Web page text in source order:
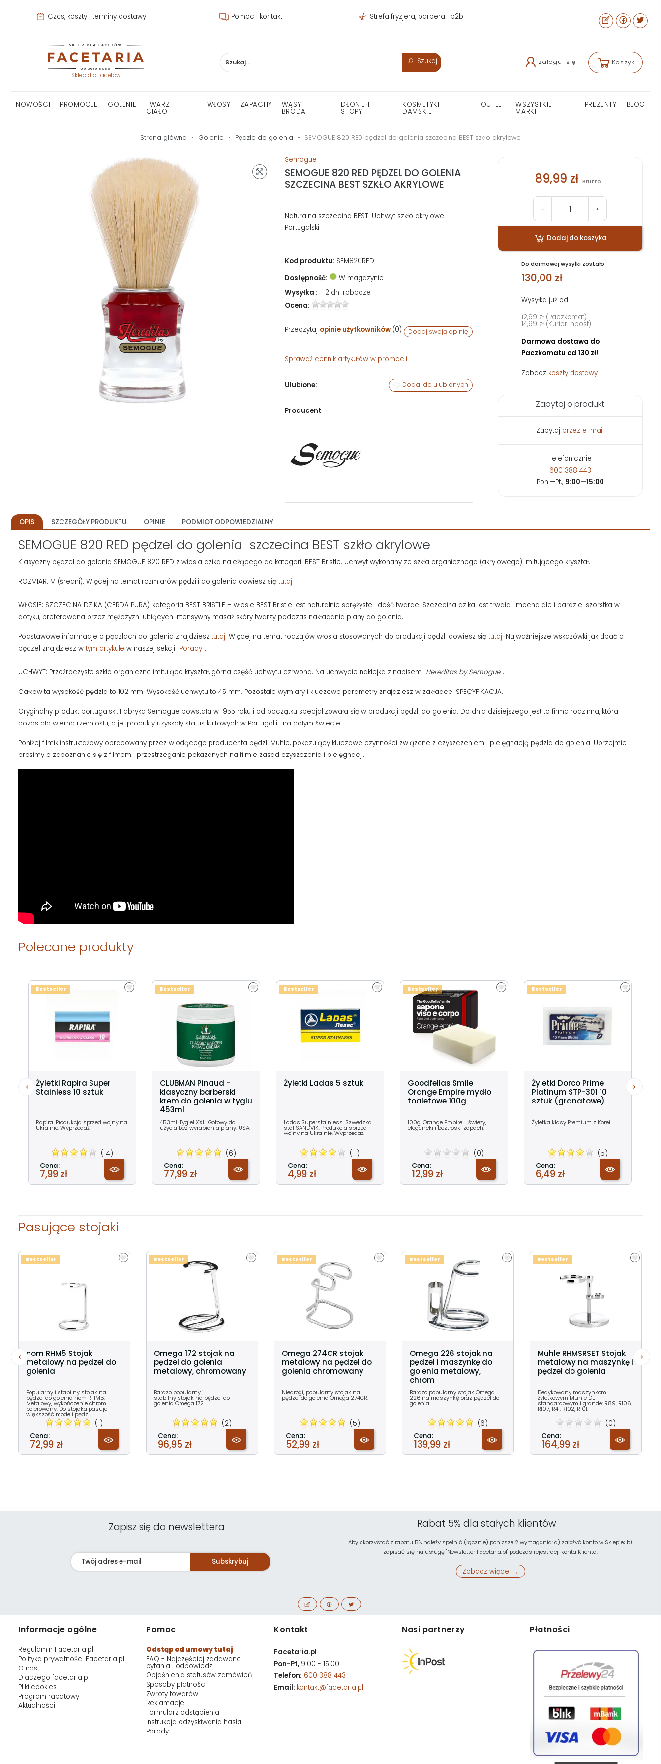
Czas, koszty i terminy dostawy Pomoc i kontakt Strefa fryzjera, barbera i b2b
Sklep dla facetów
Szukaj Zaloguj się Koszyk
NOWOŚCI PROMOCJE GOLENIE TWARZ I
CIAŁO
WŁOSY ZAPACHY WĄSY I
BRODA
DŁONIE I
STOPY
KOSMETYKI
DAMSKIE
OUTLET WSZYSTKIE
MARKI
PREZENTY BLOG
Strona główna Golenie Pędzle do golenia SEMOGUE 820 RED pędzel do golenia szczecina BEST szkło akrylowe
Semogue
SEMOGUE 820 RED PĘDZEL DO GOLENIA
SZCZECINA BEST SZKŁO AKRYLOWE
Naturalna szczecina BEST. Uchwyt szkło akrylowe.
Portugalski.
Kod produktu: SEM820RED
Dostępność:
W magazynie
Wysyłka : 1-2 dni robocze
Ocena:
Przeczytaj opinie użytkowników(0) Dodaj swoją opinię
Sprawdź cennik artykułów w promocji
Ulubione: Dodaj do ulubionych
Producent:
89,99 zł Brutto
- +
Dodaj do koszyka
Do darmowej wysyłki zostało
130,00 zł
Wysyłka już od:
12,99 zł (Paczkomat)
14,99 zł (Kurier Inpost)
Darmowa dostawa do
Paczkomatu od 130 zł!
Zobacz koszty dostawy
Zapytaj o produkt
Zapytaj przez e-mail
Telefonicznie
600 388 443
Pon.—Pt., 9:00—15:00
OPIS SZCZEGÓŁY PRODUKTU OPINIE PODMIOT ODPOWIEDZIALNY
SEMOGUE 820 RED pędzel do golenia szczecina BEST szkło akrylowe
Klasyczny pędzel do golenia SEMOGUE 820 RED z włosia dzika należącego do kategorii BEST Bristle. Uchwyt wykonany ze szkła organicznego (akrylowego) imitującego kryształ.
ROZMIAR: M (średni). Więcej na temat rozmiarów pędzili do golenia dowiesz się tutaj.
WŁOSIE: SZCZECINA DZIKA (CERDA PURA), kategoria BEST BRISTLE – włosie BEST Bristle jest naturalnie sprężyste i dość twarde. Szczecina dzika jest trwała i mocna ale i bardziej szorstka w
dotyku, preferowana przez mężczyzn lubiących intensywny masaż skóry twarzy podczas nakładania piany do golenia.
Podstawowe informacje o pędzlach do golenia znajdziesz tutaj. Więcej na temat rodzajów włosia stosowanych do produkcji pędzli dowiesz się tutaj. Najważniejsze wskazówki jak dbać o
pędzel znajdziesz w tym artykule w naszej sekcji "Porady".
UCHWYT: Przeźroczyste szkło organiczne imitujące kryształ, górna część uchwytu czrwona. Na uchwycie naklejka z napisem "Hereditas by Semogue".
Całkowita wysokość pędzla to 102 mm. Wysokość uchwytu to 45 mm. Pozostałe wymiary i kluczowe parametry znajdziesz w zakładce: SPECYFIKACJA.
Oryginalny produkt portugalski. Fabryka Semogue powstała w 1955 roku i od początku specjalizowała się w produkcji pędzli do golenia. Do dnia dzisiejszego jest to firma rodzinna, która
pozostała wierna rzemiosłu, a jej produkty uzyskały status kultowych w Portugalii i na całym świecie.
Poniżej filmik instruktażowy opracowany przez wiodącego producenta pędzli Muhle, pokazujący kluczowe czynności związane z czyszczeniem i pielęgnacją pędzla do golenia. Uprzejmie
prosimy o zapoznanie się z filmem i przestrzeganie pokazanych na filmie zasad czyszczenia i pielęgnacji.
Polecane produkty
Żyletki Rapira Super
Stainless 10 sztuk
Rapira. Produkcja sprzed wojny na
Ukrainie. Wyprzedaż.
(14)
Cena:
7,99 zł
Bestseller
CLUBMAN Pinaud -
klasyczny barberski
krem do golenia w tyglu
453ml
453ml. Tygiel XXL! Gotowy do
użycia bez wyrabiania piany. USA.
(6)
Cena:
77,99 zł
Bestseller
Żyletki Ladas 5 sztuk
Ladas Superstainless. Szwedzka
stal SANDVIK. Produkcja sprzed
wojny na Ukrainie. Wyprzedaż.
(11)
Cena:
4,99 zł
Bestseller
Goodfellas Smile
Orange Empire mydło
toaletowe 100g
100g. Orange Empire - świeży,
elegancki i beztroski zapach.
(0)
Cena:
12,99 zł
Bestseller
Żyletki Dorco Prime
Platinum STP-301 10
sztuk (granatowe)
Żyletka klasy Premium z Korei.
(5)
Cena:
6,49 zł
Bestseller
Pasujące stojaki
nom RHM5 Stojak
metalowy na pędzel do
golenia
Popularny i stabilny stojak na
pędzel do golenia nom RHM5.
Metalowy, wykończenie chrom
polerowany. Do stojaka pasuje
większość modeli pędzli...
(1)
Cena:
72,99 zł
Bestseller
Omega 172 stojak na
pędzel do golenia
metalowy, chromowany
Bardzo popularny i
stabilny stojak na pędzel do
golenia Omega 172.
(2)
Cena:
96,95 zł
Bestseller
Omega 274CR stojak
metalowy na pędzel do
golenia chromowany
Niedrogi, popularny stojak na
pędzel do golenia Omega 274CR.
(5)
Cena:
52,99 zł
Bestseller
Omega 226 stojak na
pędzel i maszynkę do
golenia metalowy,
chrom
Bardzo popularny stojak Omega
226 na maszynkę oraz pędzel do
golenia.
(6)
Cena:
139,99 zł
Bestseller
Muhle RHMSRSET Stojak
metalowy na maszynkę i
pędzel do golenia
Dedykowany maszynkom
żyletkowym Muhle DE
standardowym i grande: R89, R106,
R107, R41, R102, R101.
(0)
Cena:
164,99 zł
Bestseller
Zapisz się do newslettera
Subskrybuj
Rabat 5% dla stałych klientów
Aby skorzystać z rabatu 5% należy spełnić (łącznie) poniższe 2 wymagania: a) założyć konto w Sklepie; b)
zapisać się na usługę "Newsletter Facetaria.pl" podczas rejestracji konta Klienta.
Zobacz więcej →
Informacje ogólne
Regulamin Facetaria.pl
Polityka prywatności Facetaria.pl
O nas
Dlaczego facetaria.pl
Pliki cookies
Program rabatowy
Aktualności
Pomoc
Odstąp od umowy tutaj
FAQ - Najczęściej zadawane
pytania i odpowiedzi
Objaśnienia statusów zamówień
Sposoby płatności
Zwroty towarów
Reklamacje
Formularz odstąpienia
Instrukcja odzyskiwania hasła
Porady
Kontakt
Facetaria.pl
Pon-Pt, 9:00 - 15:00
Telefon: 600 388 443
Email: kontakt@facetaria.pl
Nasi partnerzy Płatności